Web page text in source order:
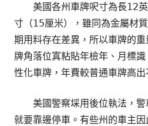
美國各州車牌呎寸為長12英
寸（15厘米），雖同為金屬材
期用料存在差異，所以車牌的
牌角落位寘粘貼年檢年、月標
性化車牌，年費較普通車牌高出
美國警察埰用後位執法，警
就要靠邊停車。有些州的車主